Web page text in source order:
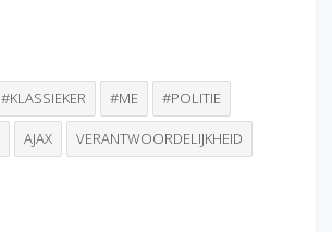
#KLASSIEKER #ME #POLITIE
AJAX VERANTWOORDELIJKHEID